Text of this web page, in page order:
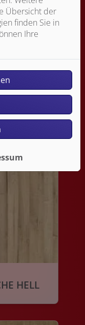
HELL
Übersicht der
finden Sie in
Ihre